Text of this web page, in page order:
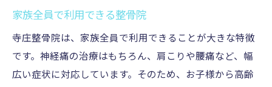
家族全員で利用できる整骨院
寺庄整骨院は、家族全員で利用できることが大きな特徴
です。神経痛の治療はもちろん、肩こりや腰痛など、幅
広い症状に対応しています。そのため、お子様から高齢